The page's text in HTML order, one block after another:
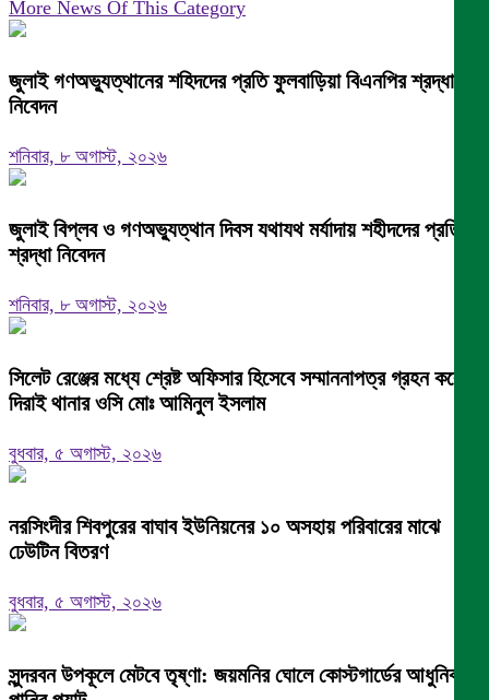
More News Of This Category
জুলাই গণঅভ্যুত্থানের শহিদদের প্রতি ফুলবাড়িয়া বিএনপির শ্রদ্ধা
নিবেদন
শনিবার, ৮ অগাস্ট, ২০২৬
জুলাই বিপ্লব ও গণঅভ্যুত্থান দিবস যথাযথ মর্যাদায় শহীদদের প্রতি
শ্রদ্ধা নিবেদন
শনিবার, ৮ অগাস্ট, ২০২৬
সিলেট রেঞ্জের মধ্যে শ্রেষ্ট অফিসার হিসেবে সম্মাননাপত্র গ্রহন করেন
দিরাই থানার ওসি মোঃ আমিনুল ইসলাম
বুধবার, ৫ অগাস্ট, ২০২৬
নরসিংদীর শিবপুরের বাঘাব ইউনিয়নের ১০ অসহায় পরিবারের মাঝে
ঢেউটিন বিতরণ
বুধবার, ৫ অগাস্ট, ২০২৬
সুন্দরবন উপকূলে মেটবে তৃষ্ণা: জয়মনির ঘোলে কোস্টগার্ডের আধুনিক